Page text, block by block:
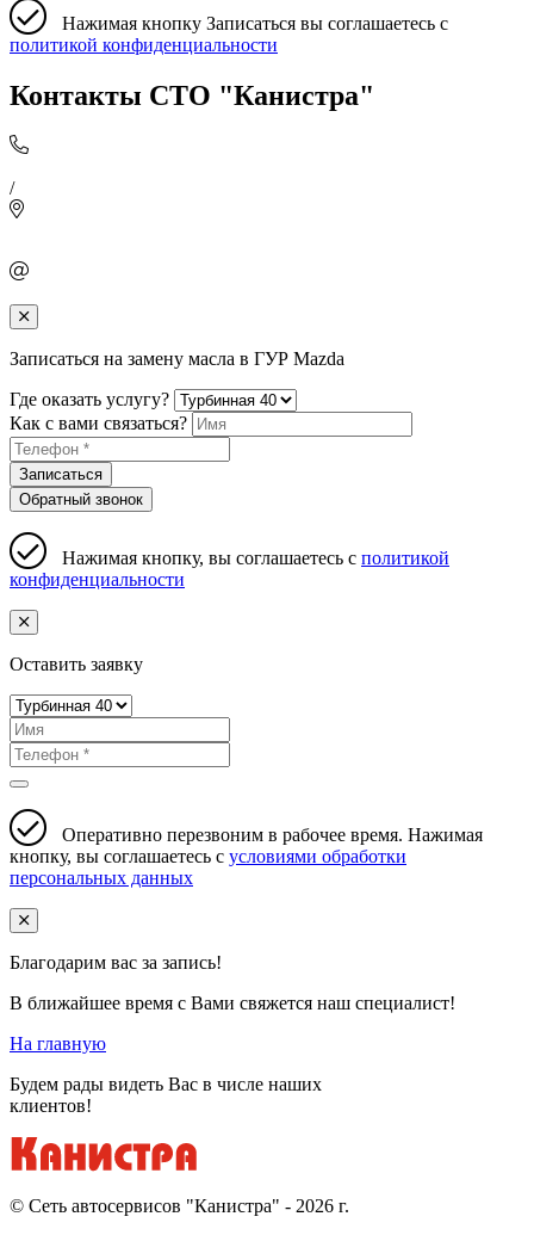
Нажимая кнопку Записаться вы соглашаетесь с
политикой конфиденциальности
Контакты СТО "Канистра"
/
Записаться на замену масла в ГУР Mazda
Где оказать услугу?
Как с вами связаться?
Записаться
Обратный звонок
Нажимая кнопку, вы соглашаетесь с политикой
конфиденциальности
Оставить заявку
Оперативно перезвоним в рабочее время. Нажимая
кнопку, вы соглашаетесь с условиями обработки
персональных данных
Благодарим вас за запись!
В ближайшее время с Вами свяжется наш специалист!
На главную
Будем рады видеть Вас в числе наших
клиентов!
© Cеть автосервисов "Канистра" - 2026 г.